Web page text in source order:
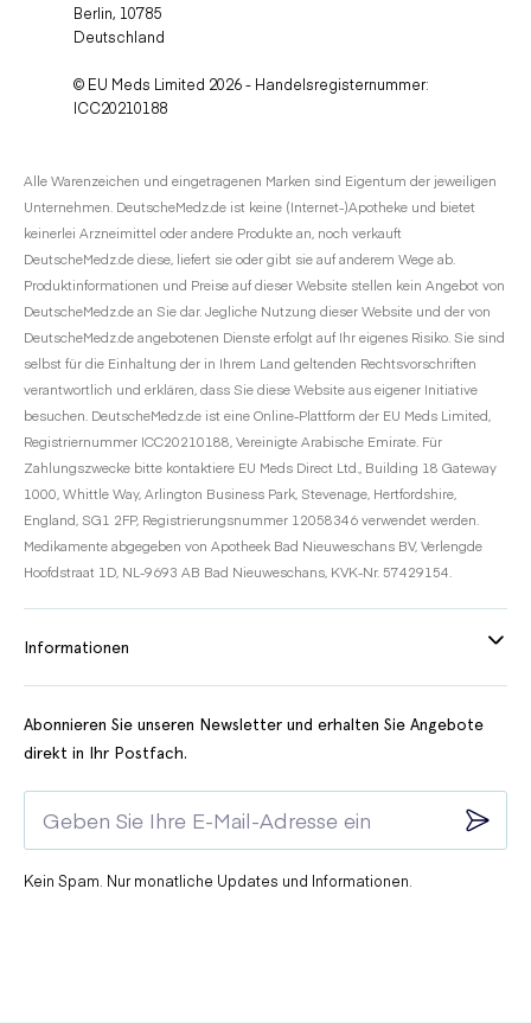
Berlin, 10785
Deutschland
© EU Meds Limited 2026 - Handelsregisternummer:
ICC20210188
Alle Warenzeichen und eingetragenen Marken sind Eigentum der jeweiligen
Unternehmen. DeutscheMedz.de ist keine (Internet-)Apotheke und bietet
keinerlei Arzneimittel oder andere Produkte an, noch verkauft
DeutscheMedz.de diese, liefert sie oder gibt sie auf anderem Wege ab.
Produktinformationen und Preise auf dieser Website stellen kein Angebot von
DeutscheMedz.de an Sie dar. Jegliche Nutzung dieser Website und der von
DeutscheMedz.de angebotenen Dienste erfolgt auf Ihr eigenes Risiko. Sie sind
selbst für die Einhaltung der in Ihrem Land geltenden Rechtsvorschriften
verantwortlich und erklären, dass Sie diese Website aus eigener Initiative
besuchen. DeutscheMedz.de ist eine Online-Plattform der EU Meds Limited,
Registriernummer ICC20210188, Vereinigte Arabische Emirate. Für
Zahlungszwecke bitte kontaktiere EU Meds Direct Ltd., Building 18 Gateway
1000, Whittle Way, Arlington Business Park, Stevenage, Hertfordshire,
England, SG1 2FP, Registrierungsnummer 12058346 verwendet werden.
Medikamente abgegeben von Apotheek Bad Nieuweschans BV, Verlengde
Hoofdstraat 1D, NL-9693 AB Bad Nieuweschans, KVK-Nr. 57429154.
Informationen
Abonnieren Sie unseren Newsletter und erhalten Sie Angebote
direkt in Ihr Postfach.
Kein Spam. Nur monatliche Updates und Informationen.